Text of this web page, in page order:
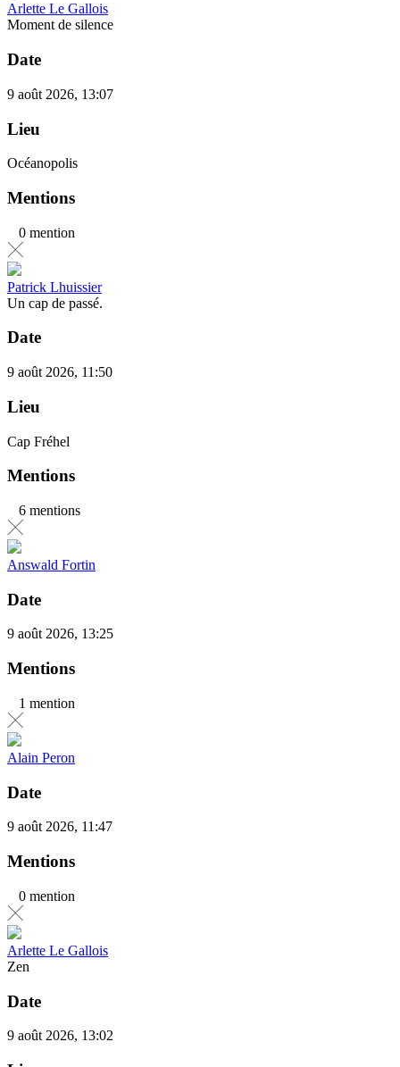
Arlette Le Gallois
Moment de silence
Date
9 août 2026, 13:07
Lieu
Océanopolis
Mentions
0 mention
Patrick Lhuissier
Un cap de passé.
Date
9 août 2026, 11:50
Lieu
Cap Fréhel
Mentions
6 mentions
Answald Fortin
Date
9 août 2026, 13:25
Mentions
1 mention
Alain Peron
Date
9 août 2026, 11:47
Mentions
0 mention
Arlette Le Gallois
Zen
Date
9 août 2026, 13:02